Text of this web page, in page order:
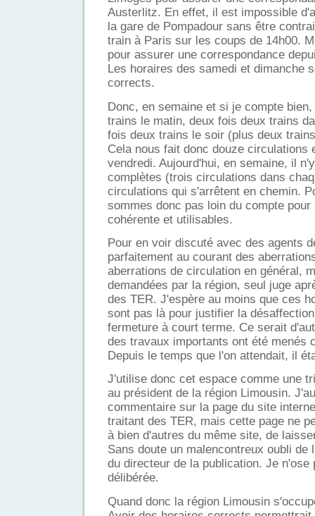
Austerlitz. En effet, il est impossible
la gare de Pompadour sans être
train à Paris sur les coups de 14h00.
pour assurer une correspondance
Les horaires des samedi et dimanche
corrects.
Donc, en semaine et si je compte
trains le matin, deux fois deux trains
fois deux trains le soir (plus deux
Cela nous fait donc douze circulations
vendredi. Aujourd'hui, en semaine, il
complètes (trois circulations dans
circulations qui s'arrêtent en chemin.
sommes donc pas loin du compte
cohérente et utilisables.
Pour en voir discuté avec des agents
parfaitement au courant des
aberrations de circulation en général,
demandées par la région, seul juge
des TER. J'espère au moins que ces
sont pas là pour justifier la
fermeture à court terme. Ce serait
des travaux importants ont été menés
Depuis le temps que l'on attendait, il
J'utilise donc cet espace comme une
au président de la région Limousin.
commentaire sur la page du site
traitant des TER, mais cette page ne
à bien d'autres du même site, de
Sans doute un malencontreux oubli de
du directeur de la publication. Je n'ose
délibérée.
Quand donc la région Limousin